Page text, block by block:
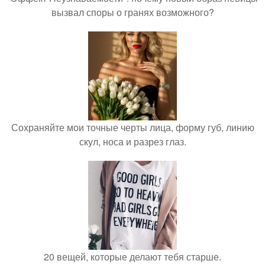
вызвал споры о гранях возможного?
Сохраняйте мои точные черты лица, форму губ, линию
скул, носа и разрез глаз.
20 вещей, которые делают тебя старше.